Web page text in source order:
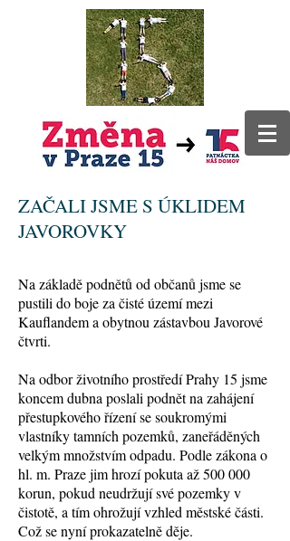
ZAČALI JSME S ÚKLIDEM
JAVOROVKY
Na základě podnětů od občanů jsme se
pustili do boje za čisté území mezi
Kauflandem a obytnou zástavbou Javorové
čtvrti.
Na odbor životního prostředí Prahy 15 jsme
koncem dubna poslali podnět na zahájení
přestupkového řízení se soukromými
vlastníky tamních pozemků, zaneřáděných
velkým množstvím odpadu. Podle zákona o
hl. m. Praze jim hrozí pokuta až 500 000
korun, pokud neudržují své pozemky v
čistotě, a tím ohrožují vzhled městské části.
Což se nyní prokazatelně děje.